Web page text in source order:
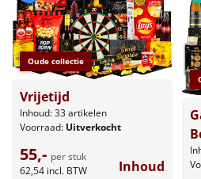
Oude collectie
Vrijetijd
Inhoud: 33 artikelen
Voorraad: Uitverkocht
55,- per stuk
62,54 incl. BTW Inhoud